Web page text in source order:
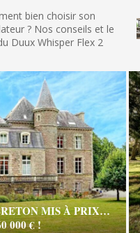
son
conseils et le
Flex 2
MIS À PRIX…
000 € !